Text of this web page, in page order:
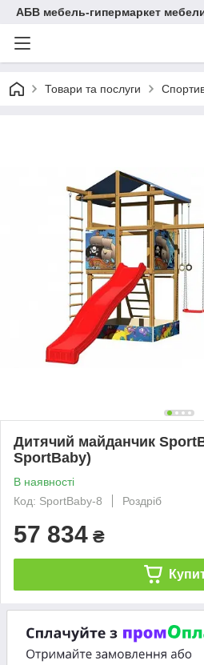
АБВ мебель-гипермаркет
Товари та послуги
Дитячий майданчик
SportBaby)
В наявності
Код: SportBaby-8
Роздріб
57 834 ₴